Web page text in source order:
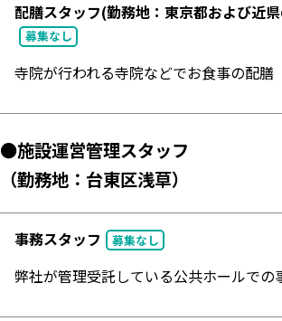
配膳スタッフ(勤務地：東京都および近県
募集なし
寺院が行われる寺院などでお食事の配膳
●施設運営管理スタッフ
（勤務地：台東区浅草）
事務スタッフ 募集なし
弊社が管理受託している公共ホールでの